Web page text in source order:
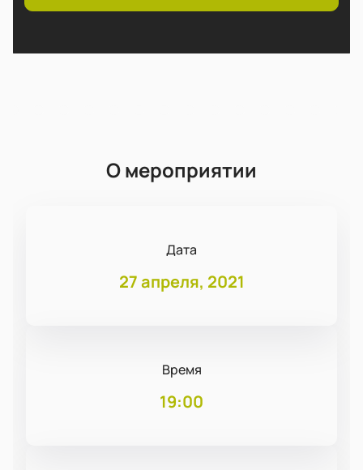
О мероприятии
Дата
27 апреля, 2021
Время
19:00